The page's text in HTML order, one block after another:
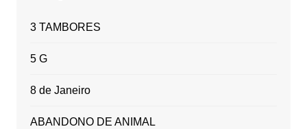
3 TAMBORES
5 G
8 de Janeiro
ABANDONO DE ANIMAL